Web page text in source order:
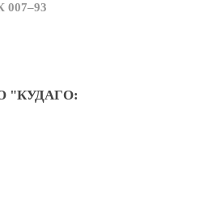
007–93
"КУДАГО: